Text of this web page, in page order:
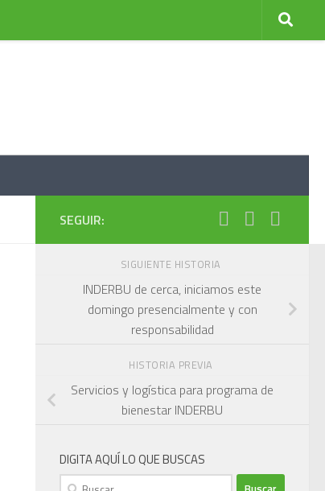
SEGUIR:
SIGUIENTE HISTORIA
INDERBU de cerca, iniciamos este
domingo presencialmente y con
responsabilidad
HISTORIA PREVIA
Servicios y logística para programa de
bienestar INDERBU
DIGITA AQUÍ LO QUE BUSCAS
Buscar: